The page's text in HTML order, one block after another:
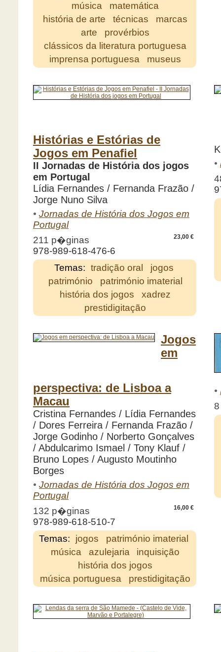
música
matemática
história de arte
técnicas
marcas
arte
provérbios
clássicos da literatura portuguesa
imprensa portuguesa
museus
Histórias e Estórias de
Jogos em Penafiel
II Jornadas de História dos jogos
em Portugal
Lídia Fernandes / Fernanda Frazão /
Jorge Nuno Silva
• Jornadas de História dos Jogos em
Portugal
23,00 €
211 p�ginas
978-989-618-476-6
Temas: tradição oral
jogos
património
património imaterial
história dos jogos
xadrez
prestidigitação
•
Jogos
em
perspectiva: de Lisboa a
Macau
Cristina Fernandes / Lídia Fernandes
/ Dores Ferreira / Fernanda Frazão /
Jorge Godinho / Norberto Gonçalves
/ Abdulcarimo Ismael / Tony Klauf /
Bruno Lopes / Augusto Moutinho
Borges
• Jornadas de História dos Jogos em
Portugal
16,00 €
132 p�ginas
978-989-618-510-7
Temas:
jogos
património imaterial
música
azulejaria
inquisição
história dos jogos
música portuguesa
prestidigitação
•